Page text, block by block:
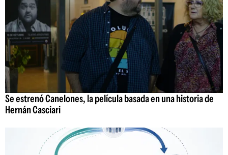
Se estrenó Canelones, la película basada en una historia de
Hernán Casciari